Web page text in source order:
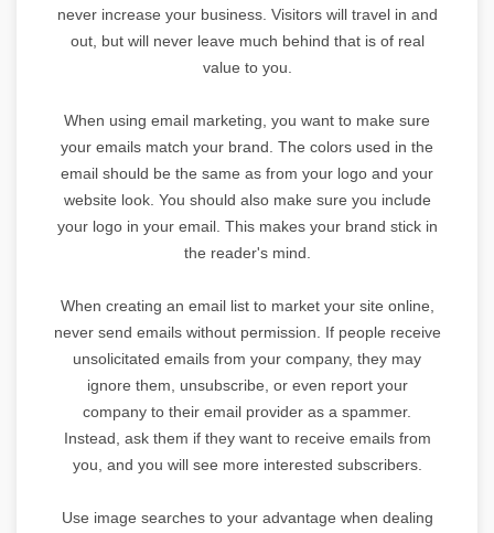
never increase your business. Visitors will travel in and
out, but will never leave much behind that is of real
value to you.
When using email marketing, you want to make sure
your emails match your brand. The colors used in the
email should be the same as from your logo and your
website look. You should also make sure you include
your logo in your email. This makes your brand stick in
the reader's mind.
When creating an email list to market your site online,
never send emails without permission. If people receive
unsolicitated emails from your company, they may
ignore them, unsubscribe, or even report your
company to their email provider as a spammer.
Instead, ask them if they want to receive emails from
you, and you will see more interested subscribers.
Use image searches to your advantage when dealing